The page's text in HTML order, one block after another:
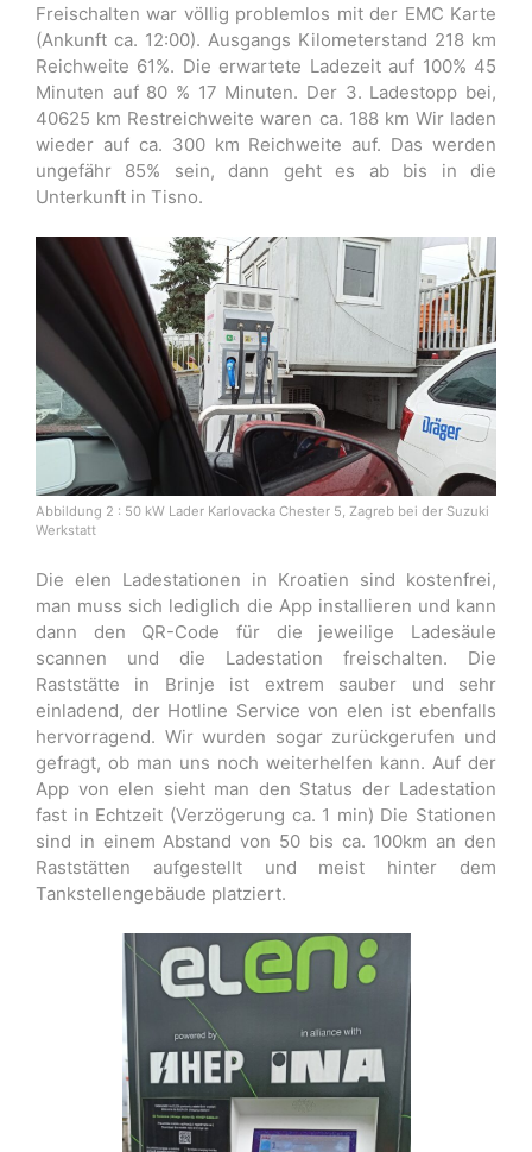
Freischalten war völlig problemlos mit der EMC Karte
(Ankunft ca. 12:00). Ausgangs Kilometerstand 218 km
Reichweite 61%. Die erwartete Ladezeit auf 100% 45
Minuten auf 80 % 17 Minuten. Der 3. Ladestopp bei,
40625 km Restreichweite waren ca. 188 km Wir laden
wieder auf ca. 300 km Reichweite auf. Das werden
ungefähr 85% sein, dann geht es ab bis in die
Unterkunft in Tisno.
Abbildung 2 : 50 kW Lader Karlovacka Chester 5, Zagreb bei der Suzuki
Werkstatt
Die elen Ladestationen in Kroatien sind kostenfrei,
man muss sich lediglich die App installieren und kann
dann den QR-Code für die jeweilige Ladesäule
scannen und die Ladestation freischalten. Die
Raststätte in Brinje ist extrem sauber und sehr
einladend, der Hotline Service von elen ist ebenfalls
hervorragend. Wir wurden sogar zurückgerufen und
gefragt, ob man uns noch weiterhelfen kann. Auf der
App von elen sieht man den Status der Ladestation
fast in Echtzeit (Verzögerung ca. 1 min) Die Stationen
sind in einem Abstand von 50 bis ca. 100km an den
Raststätten aufgestellt und meist hinter dem
Tankstellengebäude platziert.